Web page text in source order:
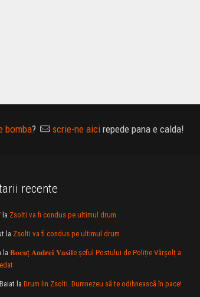
bomba? scrie-ne aicirepede pana e calda!
recente
la Zsolti va fi condus pe ultimul drum
la Zsolti va fi condus pe ultimul drum
la 𝐁𝐨𝐜𝐮ț 𝐀𝐧𝐝𝐫𝐞𝐢 𝐕𝐚𝐬𝐢𝐥e şeful Postului de Poliție Vârșolț a
la Drum lin Zsolti. Dumnezeu sã te odihneascã în pace!